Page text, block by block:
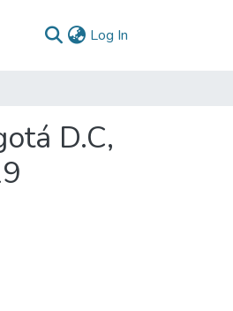
Log In
D.C,